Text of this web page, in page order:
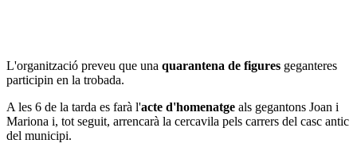
L'organització preveu que una quarantena de figures geganteres
participin en la trobada.
A les 6 de la tarda es farà l'acte d'homenatge als gegantons Joan i
Mariona i, tot seguit, arrencarà la cercavila pels carrers del casc antic
del municipi.